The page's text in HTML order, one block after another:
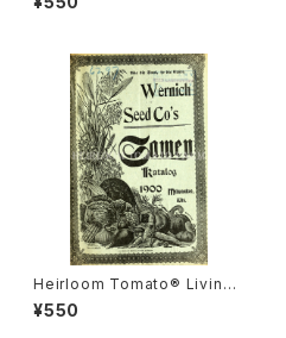
ナダ・プライド
Heirloom Tomato® Livings
ton's Boufommenheir エア
ルーム・トマト・リビングストン
¥550